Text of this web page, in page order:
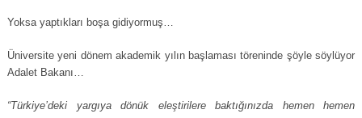
Yoksa yaptıkları boşa gidiyormuş…
Üniversite yeni dönem akademik yılın başlaması töreninde şöyle söylüyor
Adalet Bakanı…
“Türkiye’deki yargıya dönük eleştirilere baktığınızda hemen hemen